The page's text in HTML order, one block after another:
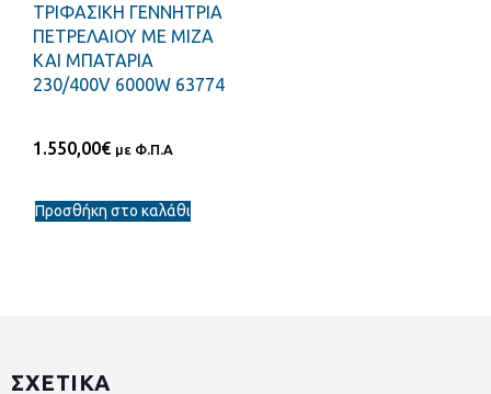
ΤΡΙΦΑΣΙΚΗ ΓΕΝΝΗΤΡΙΑ
ΠΕΤΡΕΛΑΙΟΥ ΜΕ ΜΙΖΑ
ΚΑΙ ΜΠΑΤΑΡΙΑ
230/400V 6000W 63774
1.550,00€ με Φ.Π.Α
Προσθήκη στο καλάθι
ΣΧΕΤΙΚΑ